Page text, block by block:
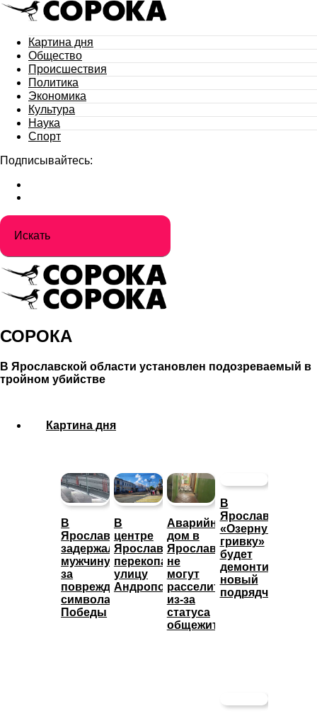
Картина дня
Общество
Происшествия
Политика
Экономика
Культура
Наука
Спорт
Подписывайтесь:
СОРОКА
В Ярославской области установлен подозреваемый в
тройном убийстве
Картина дня
В
Ярославле
задержали
мужчину
за
повреждение
символа
Победы
В
центре
Ярославля
перекопали
улицу
Андропова
Аварийный
дом в
Ярославле
не
могут
расселить
из-за
статуса
общежития
В
Ярославле
«Озерную
гривку»
будет
демонтировать
новый
подрядчик